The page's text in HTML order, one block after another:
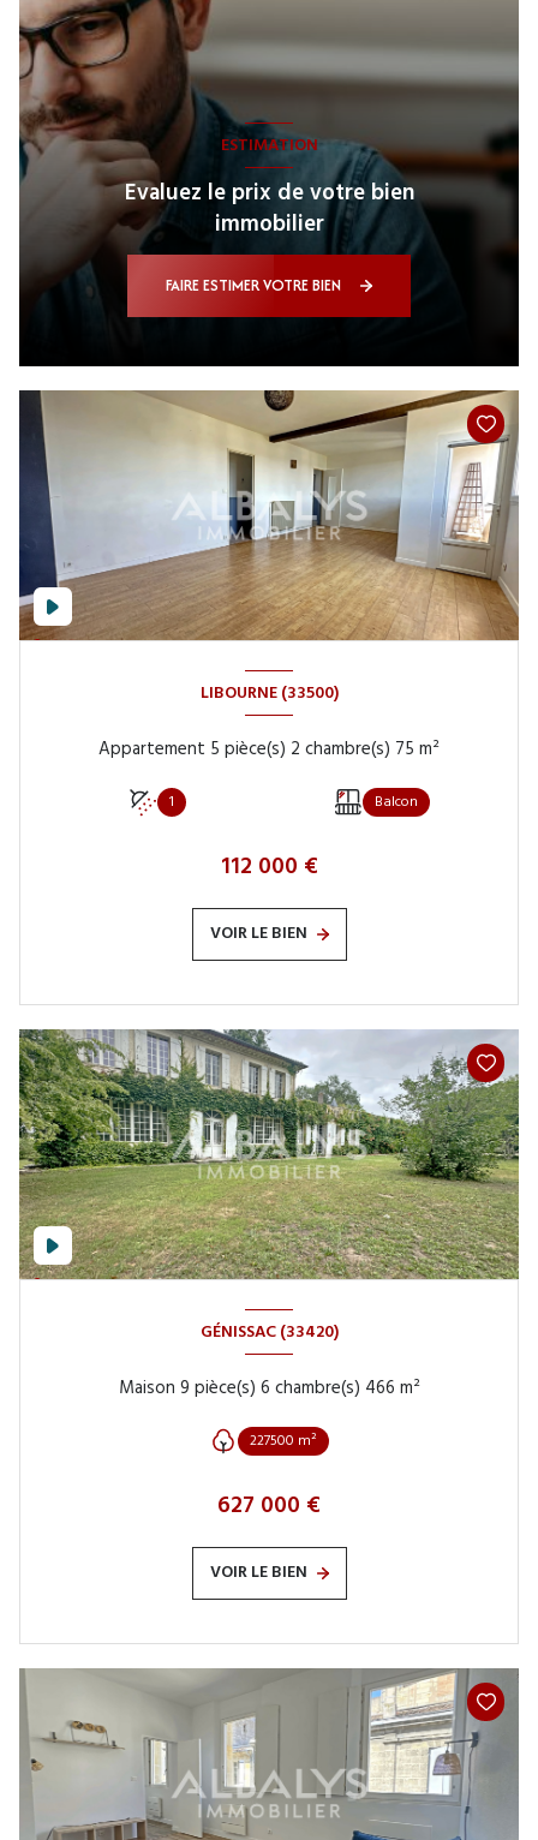
ESTIMATION
Evaluez le prix de votre bien
immobilier
FAIRE ESTIMER VOTRE BIEN
LIBOURNE (33500)
Appartement 5 pièce(s) 2 chambre(s) 75 m²
1 Balcon
112 000 €
VOIR LE BIEN
GÉNISSAC (33420)
Maison 9 pièce(s) 6 chambre(s) 466 m²
227500 m²
627 000 €
VOIR LE BIEN